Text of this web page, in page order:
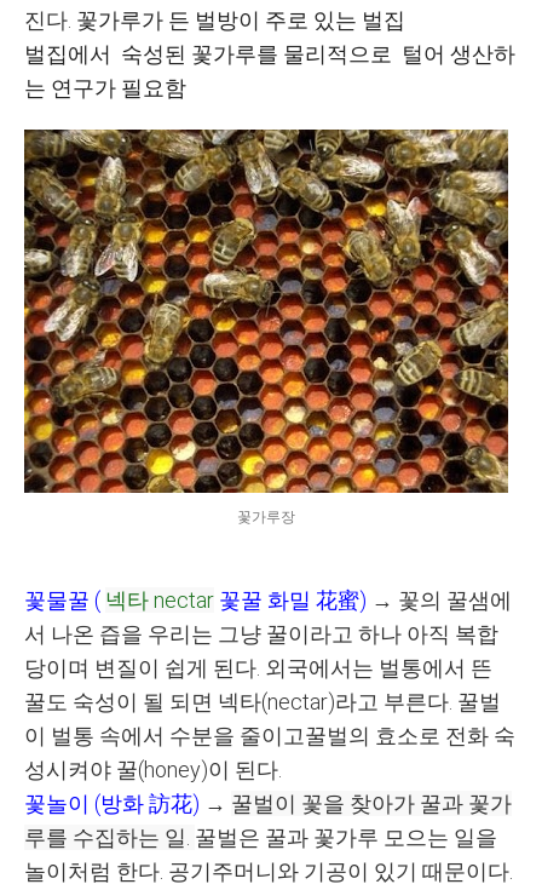
진다. 꽃가루가 든 벌방이 주로 있는 벌집
벌집에서 숙성된 꽃가루를 물리적으로 털어 생산하
는 연구가 필요함
꽃가루장
꽃물꿀 ( 넥타nectar 꽃꿀 화밀 花蜜) → 꽃의 꿀샘에
서 나온 즙을 우리는 그냥 꿀이라고 하나 아직 복합
당이며 변질이 쉽게 된다 . 외국에서는 벌통에서 뜬
꿀도 숙성이 될 되면 넥타(nectar)라고 부른다 꿀벌
이 벌통 속에서 수분을 줄이고꿀벌의 효소로 전화 숙
성시켜야 꿀(honey)이 된다
꽃놀이 (방화訪花) → 꿀벌이 꽃을 찾아가 꿀과 꽃가
루를 수집하는 일. 꿀벌은 꿀과 꽃가루 모으는 일을
놀이처럼 한다 공기주머니와 기공이 있기 때문이다